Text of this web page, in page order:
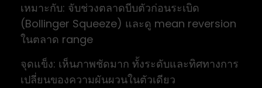
เหมาะกับ: จับช่วงตลาดบีบตัวก่อนระเบิด
(Bollinger Squeeze) และดู mean reversion
ในตลาด range
จุดแข็ง: เห็นภาพชัดมาก ทั้งระดับและทิศทางการ
เปลี่ยนของความผันผวนในตัวเดียว